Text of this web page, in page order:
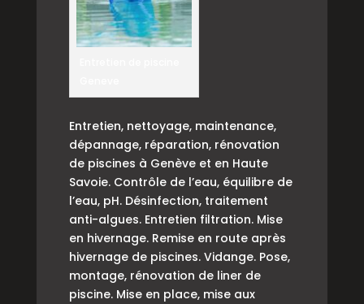
Entretien, nettoyage, maintenance,
dépannage, réparation, rénovation
de piscines à Genève et en Haute
Savoie. Contrôle de l’eau, équilibre de
l’eau, pH. Désinfection, traitement
anti-algues. Entretien filtration. Mise
en hivernage. Remise en route après
hivernage de piscines. Vidange. Pose,
montage, rénovation de liner de
piscine. Mise en place, mise aux